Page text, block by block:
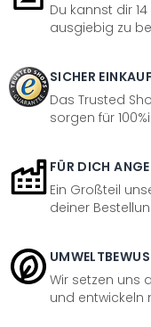
Du kannst dir
ausgiebig zu
SICHER
Das Trusted
sorgen für
FÜR DICH
Ein Großteil
deiner
Wir setzen uns
und entwickeln